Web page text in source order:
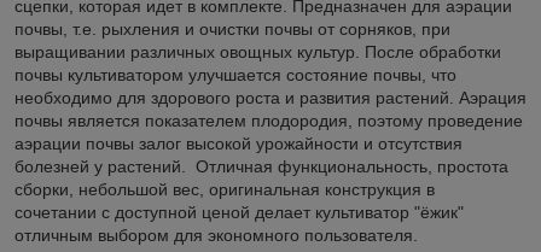
сцепки, которая идет в комплекте. Предназначен для аэрации
почвы, т.е. рыхления и очистки почвы от сорняков, при
выращивании различных овощных культур. После обработки
почвы культиватором улучшается состояние почвы, что
необходимо для здорового роста и развития растений. Аэрация
почвы является показателем плодородия, поэтому проведение
аэрации почвы залог высокой урожайности и отсутствия
болезней у растений. Отличная функциональность, простота
сборки, небольшой вес, оригинальная конструкция в
сочетании с доступной ценой делает культиватор "ёжик"
отличным выбором для экономного пользователя.